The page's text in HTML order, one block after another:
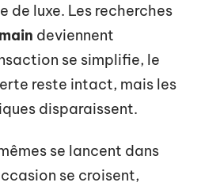
de luxe. Les recherches
deviennent
se simplifie, le
reste intact, mais les
disparaissent.
se lancent dans
se croisent,